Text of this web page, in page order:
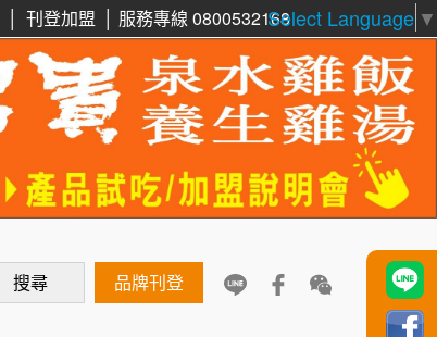
Select Language ▼
刊登加盟 服務專線 0800532168
搜尋 品牌刊登
6 鼎威維修
7 88thai發發泰-泰式飯行家
呷尚寶
SHARE TEA歇腳亭
周 先生/小姐 台北
加盟預算 100萬 ~150萬
徐 先生/小姐 新北市
加盟預算 50萬~75萬
何 先生/小姐
加盟預算 100萬~300萬